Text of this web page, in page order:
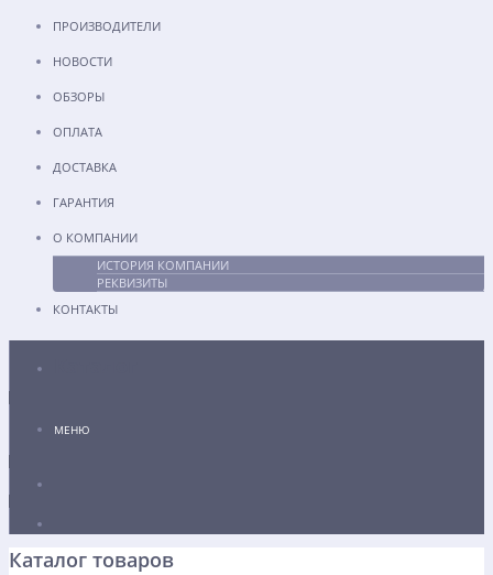
ПРОИЗВОДИТЕЛИ
НОВОСТИ
ОБЗОРЫ
ОПЛАТА
ДОСТАВКА
ГАРАНТИЯ
О КОМПАНИИ
ИСТОРИЯ КОМПАНИИ
РЕКВИЗИТЫ
КОНТАКТЫ
МЕНЮ
Каталог товаров